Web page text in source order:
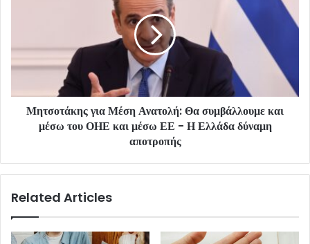
Μητσοτάκης για Μέση Ανατολή: Θα συμβάλλουμε και
μέσω του ΟΗΕ και μέσω ΕΕ - Η Ελλάδα δύναμη
αποτροπής
Related Articles